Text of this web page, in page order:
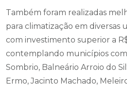
Também foram realizadas
para climatização em diversas
com investimento superior a
contemplando municípios
Sombrio, Balneário Arroio do
Ermo, Jacinto Machado,